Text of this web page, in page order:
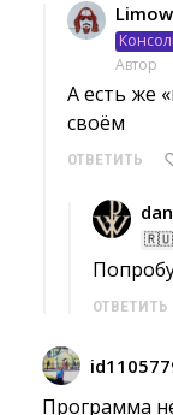
Автор
А есть же
своём
ОТВЕТИТЬ
🇷🇺
ОТВЕТИТЬ
Программа